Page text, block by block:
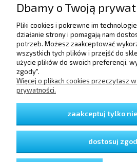
POMOC
DOSTAWA I
GWARANCJA I
Dbamy o Twoją
Pliki cookies i pokrewne im
działanie strony i pomagają nam
potrzeb. Możesz zaakceptować
wszystkich tych plików i przejść do
użycie plików do swoich preferencji,
zgody".
Więcej o plikach cookies przeczytasz
prywatności.
zaakceptuj tylko
dostosuj